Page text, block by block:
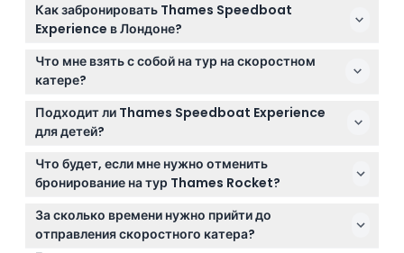
Как забронировать Thames Speedboat
Experience в Лондоне?
Вы можете легко забронировать свой Thames
Speedboat Experience онлайн прямо здесь, на
нашем сайте, чтобы гарантировать себе место на
захватывающей прогулке по реке Темза.
Что мне взять с собой на тур на скоростном
катере?
Одевайтесь в соответствии с погодой и захватите
шляпу или водонепроницаемую куртку, если это
необходимо. Также вы можете взять с собой
собственную маску для лица, если предпочитаете
носить её во время поездки.
Подходит ли Thames Speedboat Experience
для детей?
Да, дети от 4 месяцев и старше могут
присоединиться к туру, но дети младше 14 лет
должны находиться в сопровождении
оплачивающего взрослого. Всем пассажирам,
включая младенцев, необходим билет.
Что будет, если мне нужно отменить
бронирование на тур Thames Rocket?
Билеты на Thames Speedboat Experience не
возвращаются и не подлежат отмене, поэтому при
бронировании обязательно выбирайте дату и время,
За сколько времени нужно прийти до
отправления скоростного катера?